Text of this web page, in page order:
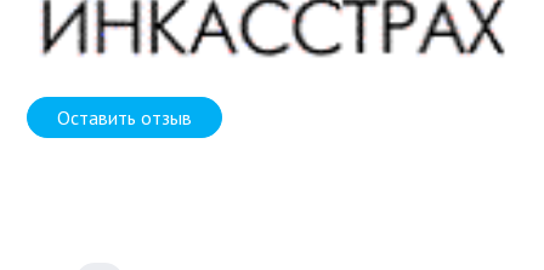
Оставить отзыв